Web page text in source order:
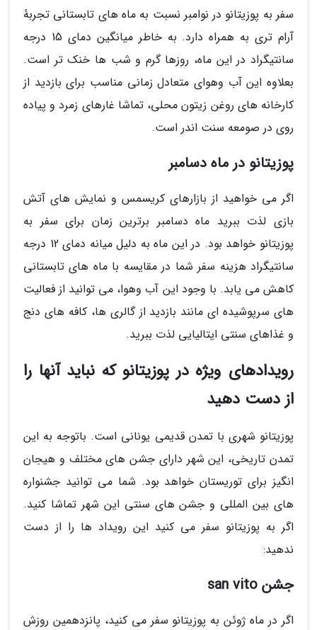
سفر به پوزیتانو در نوامبر نسبت به ماه های تابستانی تجربهٔ
آرام تری به همراه دارد. به خاطر میانگین دمای 15 درجه
سانتیگراد در این ماه، روزها گرم و شب ها خنک تر است.
بعلاوه این آب وهوای متعادل زمانی مناسب برای بازدید از
کارخانه های روغن زیتون محلی، تماشا غارهای زمرد و پیاده
روی در صومعه سنت اندر است.
پوزیتانو در ماه دسامبر
اگر می خواهید از بازارهای کریسمس و نمایش های آتش
بازی لذت ببرید ماه دسامبر برترین زمان برای سفر به
پوزیتانو خواهد بود. در این ماه به دلیل میانه دمای 12 درجه
سانتیگراد هزینه سفر شما در مقایسه با ماه های تابستانی
کاهش می یابد. با وجود این آب وهوا، می توانید از فعالیت
های سرپوشیده ای مانند بازدید از گالری ها، کافه های دنج
و غذاهای سنتی ایتالیایی لذت ببرید.
رویدادهای ویژه در پوزیتانو که نباید آنها را
از دست دهید
پوزیتانو شهری با تمدن قدیمی یونانی است. باتوجه به این
تمدن تاریخی، این شهر دارای جشن های مختلف و هیجان
انگیز برای توریستان خواهد بود. شما می توانید جشنواره
های بین المللی و جشن های سنتی این شهر تماشا کنید.
اگر به پوزیتانو سفر می کنید این رویداد ها را از دست
ندهید:
جشن san vito
اگر در ماه ژوئن به پوزیتانو سفر می کنید، پانزدهمین روزش